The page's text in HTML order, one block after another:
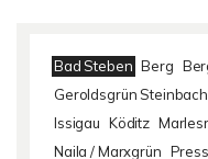
Bad Steben Berg
Geroldsgrün Steinbach
Issigau Köditz
Naila / Marxgrün